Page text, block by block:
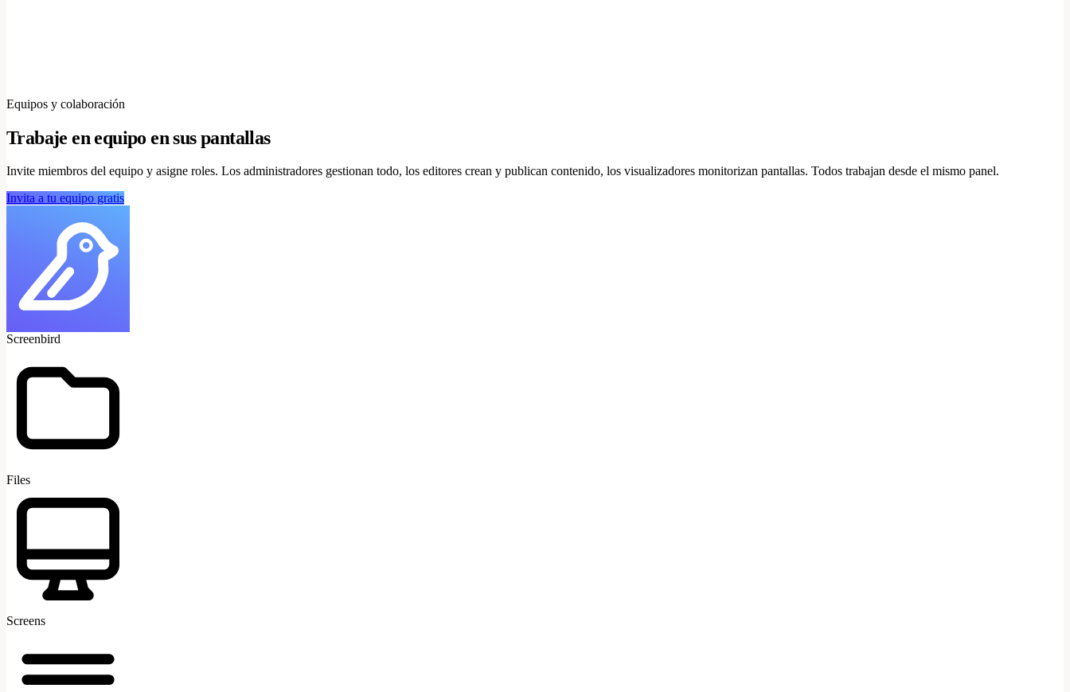
Equipos y colaboración
Trabaje en equipo en sus pantallas
Invite miembros del equipo y asigne roles. Los administradores gestionan todo, los editores crean y publican contenido, los visualizadores monitorizan pantallas. Todos trabajan desde el mismo panel.
Invita a tu equipo gratis
Screenbird
Files
Screens